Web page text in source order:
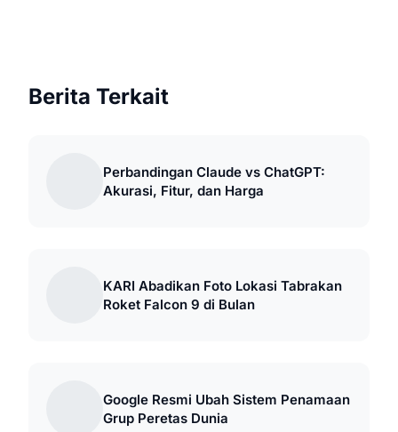
Berita Terkait
Perbandingan Claude vs ChatGPT:
Akurasi, Fitur, dan Harga
KARI Abadikan Foto Lokasi Tabrakan
Roket Falcon 9 di Bulan
Google Resmi Ubah Sistem Penamaan
Grup Peretas Dunia